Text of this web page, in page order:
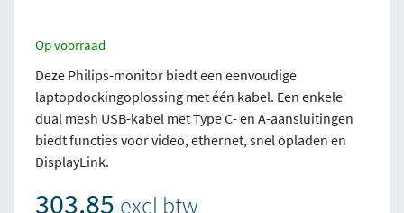
Op voorraad
Deze Philips-monitor biedt een eenvoudige
laptopdockingoplossing met één kabel. Een enkele
dual mesh USB-kabel met Type C- en A-aansluitingen
biedt functies voor video, ethernet, snel opladen en
DisplayLink.
303,85 excl btw